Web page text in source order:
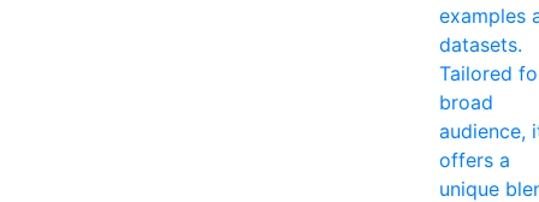
examples
datasets.
Tailored
broad
audience,
offers a
unique